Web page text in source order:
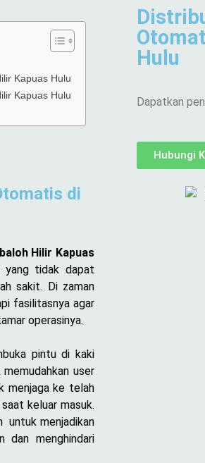
Kapuas Hulu
Kapuas Hulu
Hulu
Dapatkan
Hubungi
di
Hilir Kapuas
yang tidak dapat
sakit. Di zaman
fasilitasnya agar
operasinya.
pintu di kaki
user
menjaga ke telah
keluar masuk.
untuk menjadikan
dan menghindari